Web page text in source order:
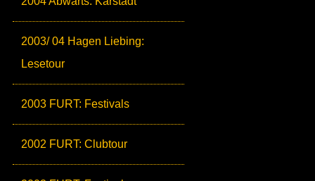
2003/ 04 Hagen Liebing:
Lesetour
2003 FURT: Festivals
2002 FURT: Clubtour